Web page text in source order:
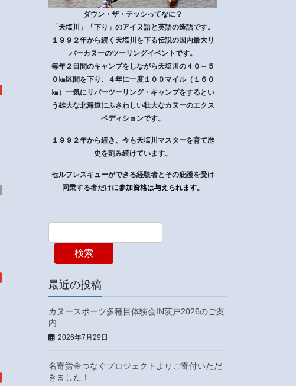
ダウン・ザ・テッシってなに？
「天塩川」「下り」のアイヌ語と英語の造語です。
１９９２年から続く天塩川を下る伝説の国内最大リ
バーカヌーのツーリングイベントです。
毎年２日間のキャンプをしながら天塩川の４０～５
０㎞区間を下り、４年に一度１００マイル（１６０
㎞）一気にリバーツーリング・キャンプをするとい
う雄大な北海道にふさわしい壮大なカヌーのエクス
ペディションです。
１９９２年から続き、今も天塩川マスターを育て歴
史を刻み続けています。
セルフレスキューができる経験者とその庇護を受け
同乗する者だけに参加資格は与えられます。
検索
最近の投稿
カヌースポーツ多種目体験会IN茨戸2026のご案
内
2026年7月29日
名寄労金つなぐプロジェクトよりご寄付いただ
きました！